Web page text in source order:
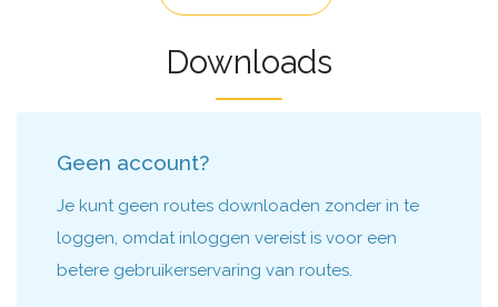
Downloads
Geen account?
Je kunt geen routes downloaden zonder in te
loggen, omdat inloggen vereist is voor een
betere gebruikerservaring van routes.